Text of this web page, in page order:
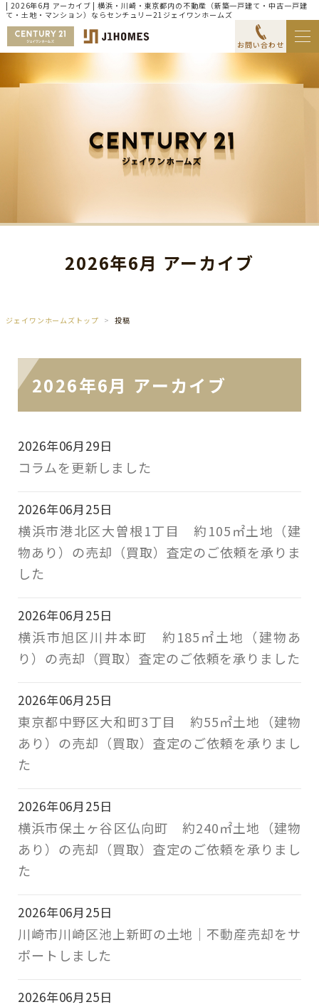
| 2026年6月 アーカイブ | 横浜・川崎・東京都内の不動産（新築一戸建て・中古一戸建
て・土地・マンション）ならセンチュリー21ジェイワンホームズ
お問い合わせ
2026年6月 アーカイブ
ジェイワンホームズトップ 投稿
2026年6月 アーカイブ
2026年06月29日
コラムを更新しました
2026年06月25日
横浜市港北区大曽根1丁目 約105㎡土地（建
物あり）の売却（買取）査定のご依頼を承りま
した
2026年06月25日
横浜市旭区川井本町 約185㎡土地（建物あ
り）の売却（買取）査定のご依頼を承りました
2026年06月25日
東京都中野区大和町3丁目 約55㎡土地（建物
あり）の売却（買取）査定のご依頼を承りまし
た
2026年06月25日
横浜市保土ヶ谷区仏向町 約240㎡土地（建物
あり）の売却（買取）査定のご依頼を承りまし
た
2026年06月25日
川崎市川崎区池上新町の土地｜不動産売却をサ
ポートしました
2026年06月25日